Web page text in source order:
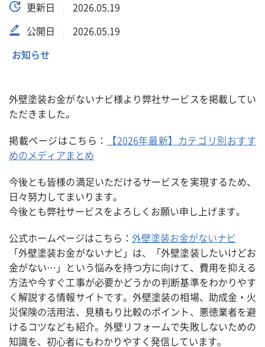
更新日 2026.05.19
公開日 2026.05.19
お知らせ
外壁塗装お金がないナビ様より弊社サービスを掲載してい
ただきました。
掲載ページはこちら：
【2026年最新】カテゴリ別おすす
めのメディアまとめ
今後とも皆様の満足いただけるサービスを実現するため、
日々努力してまいります。
今後とも弊社サービスをよろしくお願い申し上げます。
公式ホームページはこちら： 外壁塗装お金がないナビ
「外壁塗装お金がないナビ」は、「外壁塗装したいけどお
金がない…」という悩みを持つ方に向けて、費用を抑える
方法や今すぐ工事が必要かどうかの判断基準をわかりやす
く解説する情報サイトです。外壁塗装の相場、助成金・火
災保険の活用法、見積もり比較のポイント、悪徳業者を避
けるコツなども紹介。外壁リフォームで失敗しないための
知識を、初心者にもわかりやすく発信しています。